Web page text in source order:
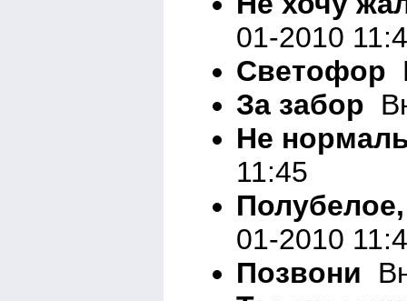
01-2010
Светофор
За забор
Не
11:45
01-2010
Позвони